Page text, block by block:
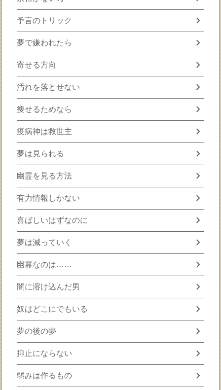
予言のトリック chevron_right
夢で嫌われたら chevron_right
寄せる方向 chevron_right
汚れを落とせない chevron_right
痩せるためなら chevron_right
疫病神は救世主 chevron_right
夢は見られる chevron_right
幽霊を見る方法 chevron_right
有力情報しかない chevron_right
喜ばしいはずなのに chevron_right
夢は減っていく chevron_right
幽霊なのは…… chevron_right
闇に溶け込んだ男 chevron_right
奴はどこにでもいる chevron_right
夢の後の夢 chevron_right
抑止にならない chevron_right
弱みは作るもの chevron_right